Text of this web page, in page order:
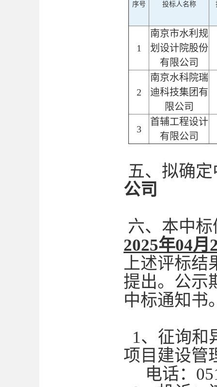
序号 投标人名称
1
南京市水利规
划设计院股份
有限公司
2
南京水科院瑞
迪科技集团有
限公司
3
首辅工程设计
有限公司
五、拟确
公司
六、本中
2025年04月
上述评标结
提出。公示
中标通知书
1、征询和
项目建设管
电话：